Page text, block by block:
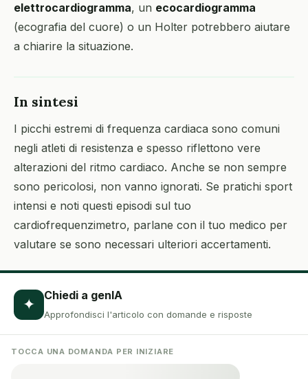
elettrocardiogramma, un ecocardiogramma
(ecografia del cuore) o un Holter potrebbero aiutare
a chiarire la situazione.
In sintesi
I picchi estremi di frequenza cardiaca sono comuni
negli atleti di resistenza e spesso riflettono vere
alterazioni del ritmo cardiaco. Anche se non sempre
sono pericolosi, non vanno ignorati. Se pratichi sport
intensi e noti questi episodi sul tuo
cardiofrequenzimetro, parlane con il tuo medico per
valutare se sono necessari ulteriori accertamenti.
✦ Chiedi a genIA
Approfondisci l'articolo con domande e risposte
TOCCA UNA DOMANDA PER INIZIARE